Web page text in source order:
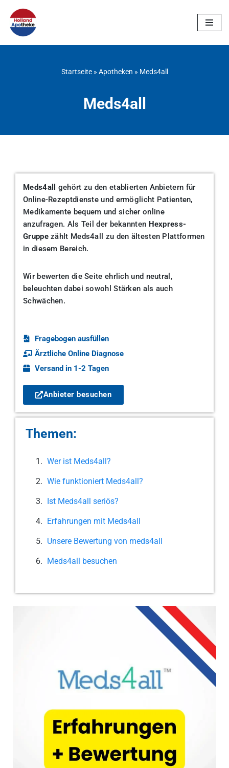
Zum
Inhalt
Startseite» Apotheken » Meds4all
Meds4all
Meds4all
gehört zu den etablierten Anbietern für
Online-Rezeptdienste und ermöglicht Patienten,
Medikamente bequem und sicher online
anzufragen. Als Teil der bekannten Hexpress-
Gruppezählt Meds4all zu den ältesten Plattformen
in diesem Bereich.
Wir bewerten die Seite ehrlich und neutral,
beleuchten dabei sowohl Stärken als auch
Schwächen.
Fragebogen ausfüllen
Ärztliche Online Diagnose
Versand in 1-2 Tagen
Anbieter besuchen
Themen:
Wer ist Meds4all?
Wie funktioniert Meds4all?
Ist Meds4all seriös?
Erfahrungen mit Meds4all
Unsere Bewertung von meds4all
Meds4all besuchen